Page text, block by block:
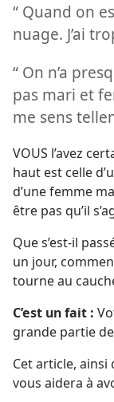
“ Quand on
nuage. J’ai
“ On n’a
pas mari et
me sens
VOUS l’avez
haut est celle
d’une femme
être pas qu’il
Que s’est-​il
un jour,
tourne au
C’est un fait :
grande partie
Cet article,
vous aidera à